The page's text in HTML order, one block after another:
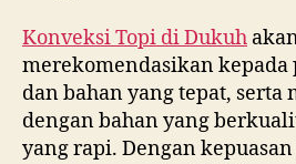
Konveksi Topi diDukuh
merekomendasikan kepada
dan bahan yang tepat,
dengan bahan yang
yang rapi. Dengan